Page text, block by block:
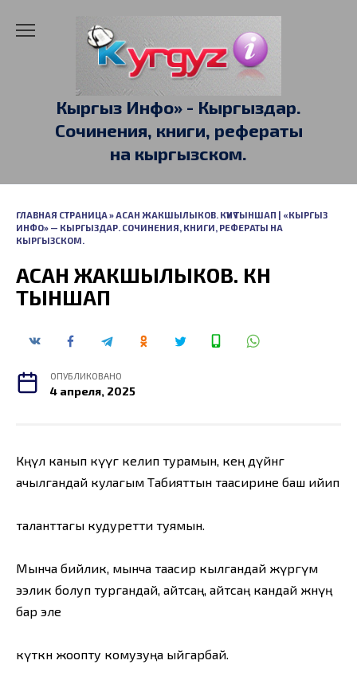
Кыргыз Инфо» - Кыргыздар.
Сочинения, книги, рефераты
на кыргызском.
ГЛАВНАЯ СТРАНИЦА»АСАН ЖАКШЫЛЫКОВ. КҮҮНҮ ТЫНШАП | «КЫРГЫЗ
ИНФО» — КЫРГЫЗДАР. СОЧИНЕНИЯ, КНИГИ, РЕФЕРАТЫ НА
КЫРГЫЗСКОМ.
АСАН ЖАКШЫЛЫКОВ. КҮҮНҮ
ТЫНШАП
ОПУБЛИКОВАНО
4 апреля, 2025
Көңүл канып күүгө келип турамын, кең дүйнөгө
ачылгандай кулагым Табияттын таасирине баш ийип
таланттагы кудуретти туямын.
Мынча бийлик, мынча таасир кылгандай жүрөгүмө
ээлик болуп тургандай, айтсаң, айтсаң кандай жөнүң
бар эле
күткөн жоопту комузуңа ыйгарбай.